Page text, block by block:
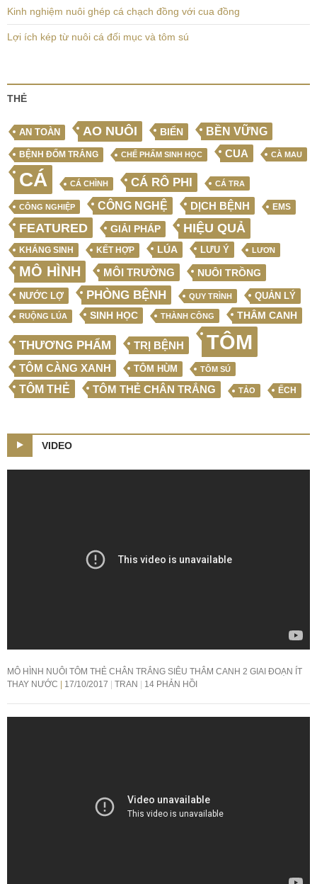
Kinh nghiệm nuôi ghép cá chạch đồng với cua đồng
Lợi ích kép từ nuôi cá đối mục và tôm sú
THẺ
AN TOÀN AO NUÔI BIỂN BỀN VỮNG
BỆNH ĐỐM TRẮNG CHẾ PHẨM SINH HỌC CUA CÀ MAU
CÁ CÁ CHÌNH CÁ RÔ PHI CÁ TRA
CÔNG NGHIỆP CÔNG NGHỆ DỊCH BỆNH EMS
FEATURED GIẢI PHÁP HIỆU QUẢ
KHÁNG SINH KẾT HỢP LÚA LƯU Ý LƯƠN
MÔ HÌNH MÔI TRƯỜNG NUÔI TRỒNG
NƯỚC LỢ PHÒNG BỆNH QUY TRÌNH QUẢN LÝ
RUỘNG LÚA SINH HỌC THÀNH CÔNG THÂM CANH
THƯƠNG PHẨM TRỊ BỆNH TÔM
TÔM CÀNG XANH TÔM HÙM TÔM SÚ
TÔM THẺ TÔM THẺ CHÂN TRẮNG TẢO ẾCH
VIDEO
MÔ HÌNH NUÔI TÔM THẺ CHÂN TRẮNG SIÊU THÂM CANH 2 GIAI ĐOẠN ÍT
THAY NƯỚC
17/10/2017 TRAN 14 PHẢN HỒI